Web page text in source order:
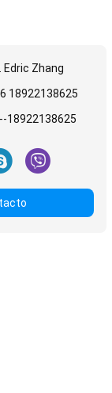
Edric Zhang
18922138625
18922138625